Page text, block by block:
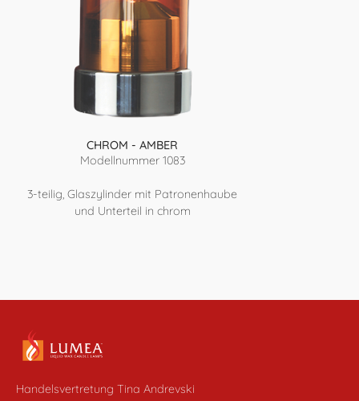
CHROM - AMBER
Modellnummer 1083
3-teilig, Glaszylinder mit Patronenhaube
und Unterteil in chrom
Handelsvertretung Tina Andrevski